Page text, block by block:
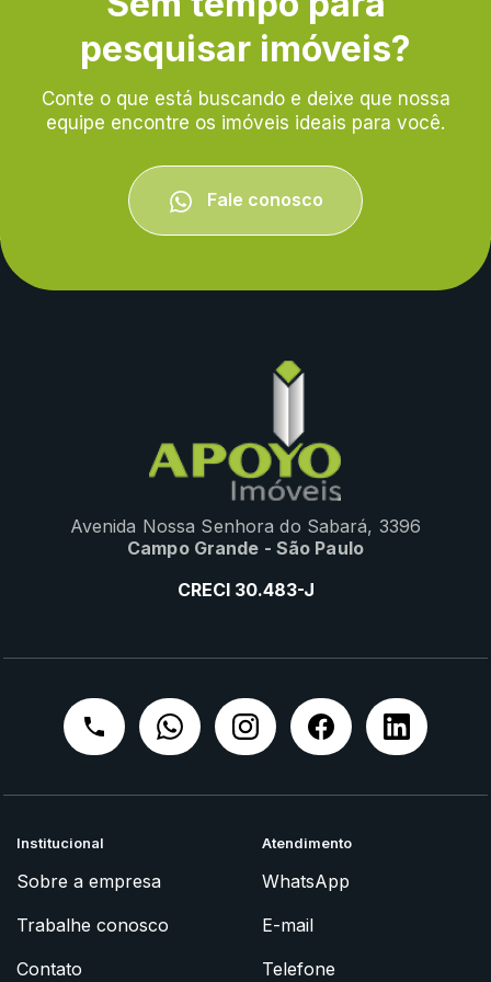
pesquisar imóveis?
Conte o que está buscando e deixe que nossa
equipe encontre os imóveis ideais para você.
Fale conosco
Avenida Nossa Senhora do Sabará, 3396
Campo Grande - São Paulo
CRECI 30.483-J
Institucional
Sobre a empresa
Trabalhe conosco
Contato
Atendimento
WhatsApp
E-mail
Telefone